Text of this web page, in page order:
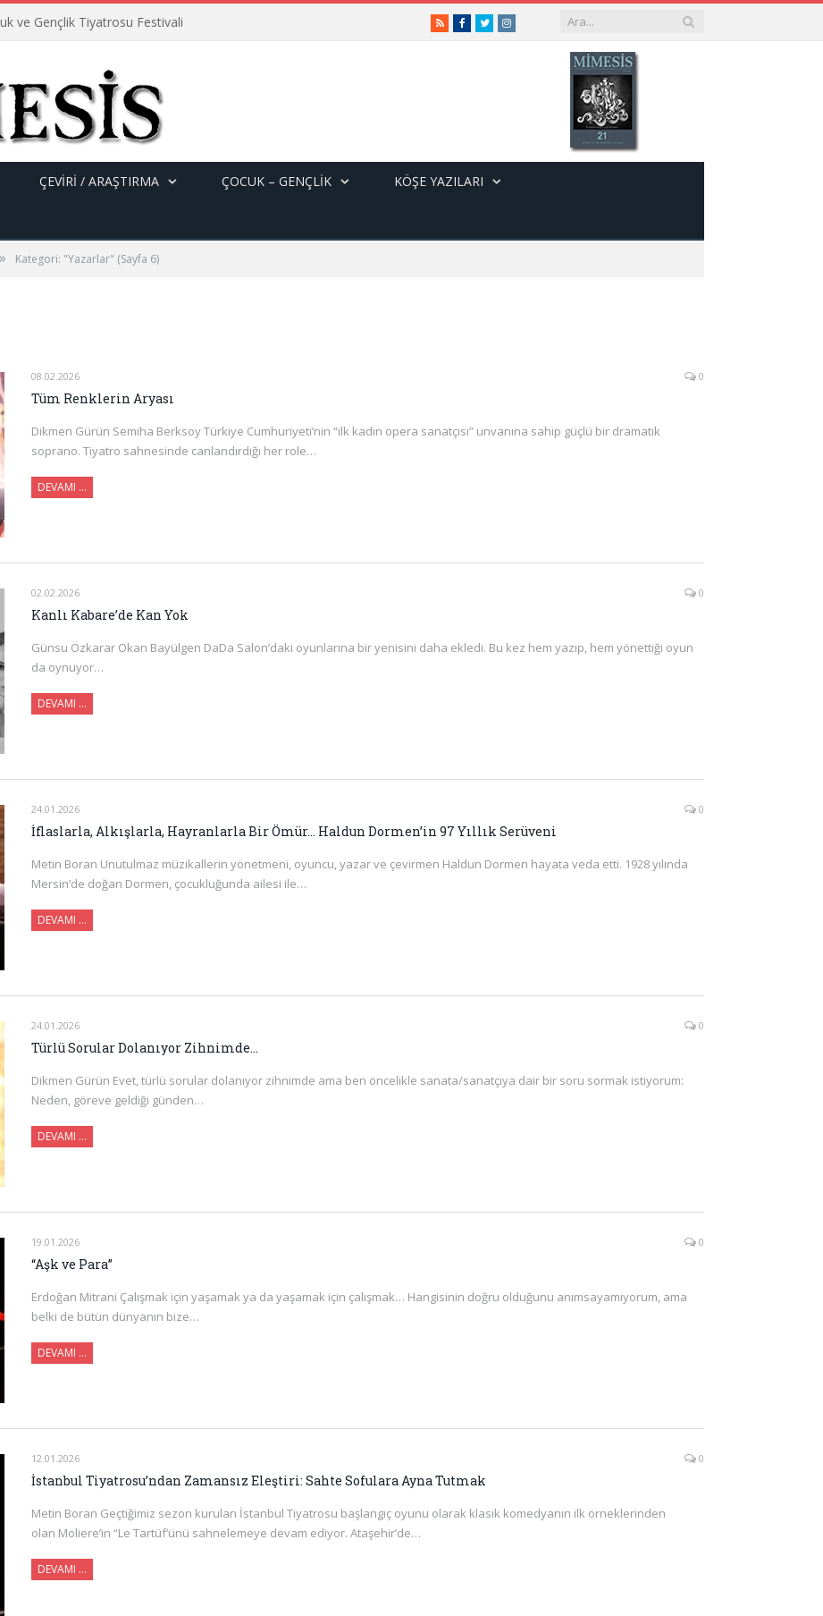
ve Gençlik Tiyatrosu Festivali RSSFacebook
TwitterInstagram
ÇEVİRİ / ARAŞTIRMA ÇOCUK – GENÇLIK KÖŞE YAZILARI
» Kategori: "Yazarlar" (Sayfa 6)
08.02.2026 0
Tüm Renklerin Aryası
Dikmen Gürün Semiha Berksoy Türkiye Cumhuriyeti’nin “ilk kadın opera sanatçısı” unvanına sahip güçlü bir dramatik
soprano. Tiyatro sahnesinde canlandırdığı her role…
DEVAMI …
02.02.2026 0
Kanlı Kabare’de Kan Yok
Günsu Özkarar Okan Bayülgen DaDa Salon’daki oyunlarına bir yenisini daha ekledi. Bu kez hem yazıp, hem yönettiği oyun
da oynuyor…
DEVAMI …
24.01.2026 0
İflaslarla, Alkışlarla, Hayranlarla Bir Ömür… Haldun Dormen’in 97 Yıllık Serüveni
Metin Boran Unutulmaz müzikallerin yönetmeni, oyuncu, yazar ve çevirmen Haldun Dormen hayata veda etti. 1928 yılında
Mersin’de doğan Dormen, çocukluğunda ailesi ile…
DEVAMI …
24.01.2026 0
Türlü Sorular Dolanıyor Zihnimde…
Dikmen Gürün Evet, türlü sorular dolanıyor zihnimde ama ben öncelikle sanata/sanatçıya dair bir soru sormak istiyorum:
Neden, göreve geldiği günden…
DEVAMI …
19.01.2026 0
“Aşk ve Para”
Erdoğan Mitrani Çalışmak için yaşamak ya da yaşamak için çalışmak… Hangisinin doğru olduğunu anımsayamıyorum, ama
belki de bütün dünyanın bize…
DEVAMI …
12.01.2026 0
İstanbul Tiyatrosu’ndan Zamansız Eleştiri: Sahte Sofulara Ayna Tutmak
Metin Boran Geçtiğimiz sezon kurulan İstanbul Tiyatrosu başlangıç oyunu olarak klasik komedyanın ilk örneklerinden
olan Moliere’in “Le Tartüf’ünü sahnelemeye devam ediyor. Ataşehir’de…
DEVAMI …